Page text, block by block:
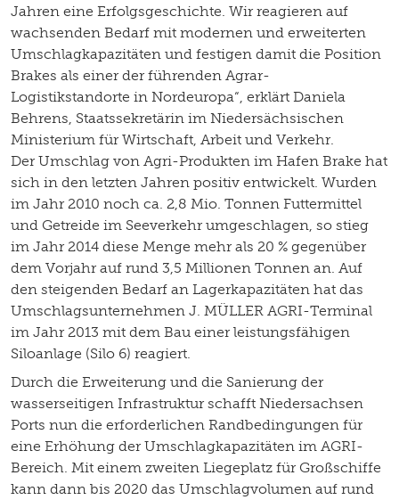
Jahren eine Erfolgsgeschichte. Wir reagieren auf
wachsenden Bedarf mit modernen und erweiterten
Umschlagkapazitäten und festigen damit die Position
Brakes als einer der führenden Agrar-
Logistikstandorte in Nordeuropa“, erklärt Daniela
Behrens, Staatssekretärin im Niedersächsischen
Ministerium für Wirtschaft, Arbeit und Verkehr.
Der Umschlag von Agri-Produkten im Hafen Brake hat
sich in den letzten Jahren positiv entwickelt. Wurden
im Jahr 2010 noch ca. 2,8 Mio. Tonnen Futtermittel
und Getreide im Seeverkehr umgeschlagen, so stieg
im Jahr 2014 diese Menge mehr als 20 % gegenüber
dem Vorjahr auf rund 3,5 Millionen Tonnen an. Auf
den steigenden Bedarf an Lagerkapazitäten hat das
Umschlagsunternehmen J. MÜLLER AGRI-Terminal
im Jahr 2013 mit dem Bau einer leistungsfähigen
Siloanlage (Silo 6) reagiert.
Durch die Erweiterung und die Sanierung der
wasserseitigen Infrastruktur schafft Niedersachsen
Ports nun die erforderlichen Randbedingungen für
eine Erhöhung der Umschlagkapazitäten im AGRI-
Bereich. Mit einem zweiten Liegeplatz für Großschiffe
kann dann bis 2020 das Umschlagvolumen auf rund